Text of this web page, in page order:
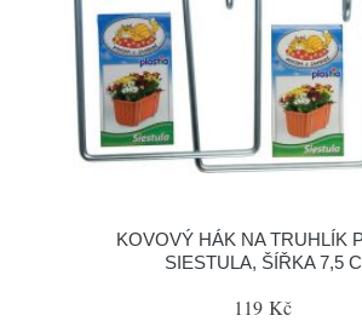
KOVOVÝ HÁK NA TRUHLÍK
SIESTULA, ŠÍŘKA 7,5
119 Kč